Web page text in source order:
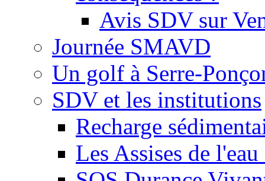
Avis SDV sur
Journée SMAVD
Un golf à Serre-
SDV et les institutions
Recharge
Les Assises de